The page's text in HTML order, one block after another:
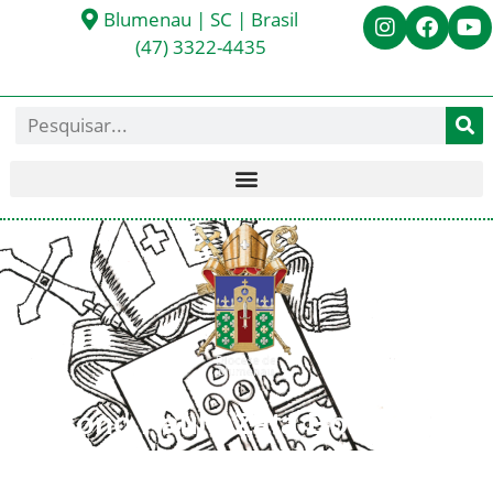
Blumenau | SC | Brasil
(47) 3322-4435
Diácono Paulo Zata Borges